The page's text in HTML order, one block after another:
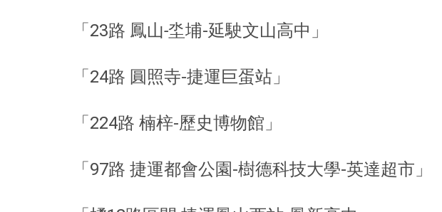
「23路 鳳山-坔埔-延駛文山高中」
「24路 圓照寺-捷運巨蛋站」
「224路 楠梓-歷史博物館」
「97路 捷運都會公園-樹德科技大學-英達超市」